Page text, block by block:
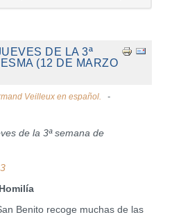
DE LA 3ª
(12 DE MARZO
Veilleux en español.
de la 3ª semana de
Homilía
Benito recoge muchas de las